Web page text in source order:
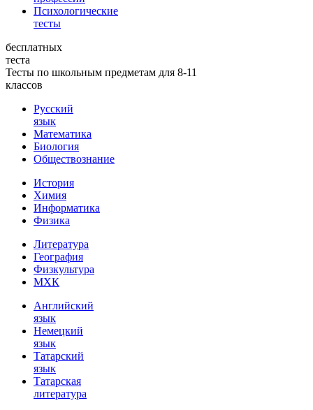
Психологические
тесты
бесплатных
теста
Тесты по школьным предметам для 8-11
классов
Русский
язык
Математика
Биология
Обществознание
История
Химия
Информатика
Физика
Литература
География
Физкультура
МХК
Английский
язык
Немецкий
язык
Татарский
язык
Татарская
литература